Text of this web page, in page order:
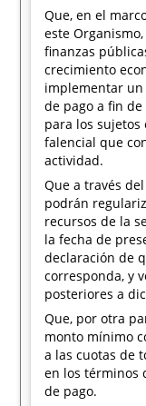
Que, en el
este
finanzas
crecimiento
implementar
de pago a fin
para los sujetos
falencial que
actividad.
Que a través
podrán
recursos de la
la fecha de
declaración de
corresponda, y
posteriores a
Que, por otra
monto mínimo
a las cuotas de
en los términos
de pago.